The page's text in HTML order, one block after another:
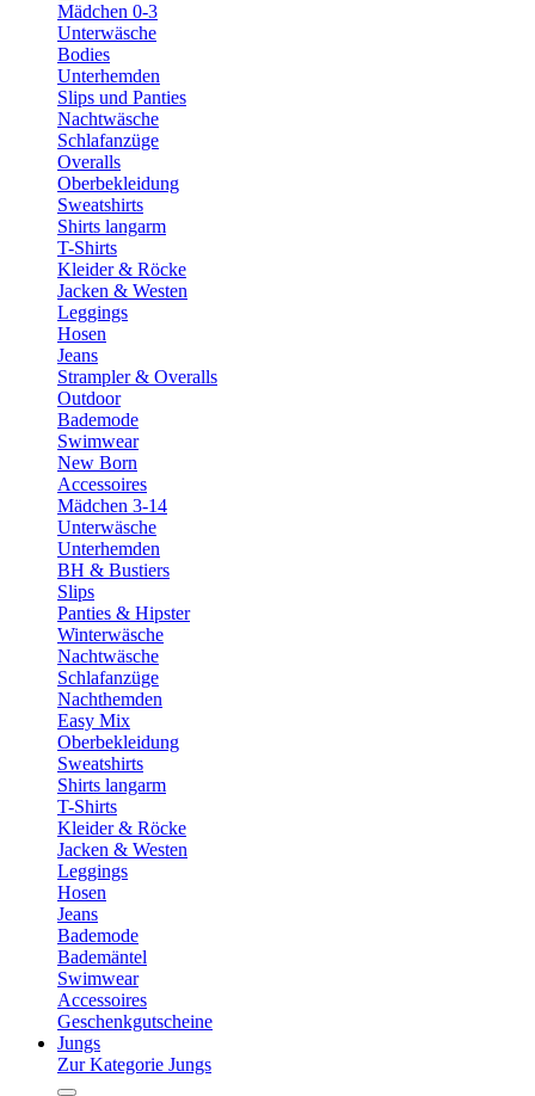
Mädchen 0-3
Unterwäsche
Bodies
Unterhemden
Slips und Panties
Nachtwäsche
Schlafanzüge
Overalls
Oberbekleidung
Sweatshirts
Shirts langarm
T-Shirts
Kleider & Röcke
Jacken & Westen
Leggings
Hosen
Jeans
Strampler & Overalls
Outdoor
Bademode
Swimwear
New Born
Accessoires
Mädchen 3-14
Unterwäsche
Unterhemden
BH & Bustiers
Slips
Panties & Hipster
Winterwäsche
Nachtwäsche
Schlafanzüge
Nachthemden
Easy Mix
Oberbekleidung
Sweatshirts
Shirts langarm
T-Shirts
Kleider & Röcke
Jacken & Westen
Leggings
Hosen
Jeans
Bademode
Bademäntel
Swimwear
Accessoires
Geschenkgutscheine
Jungs
Zur Kategorie Jungs